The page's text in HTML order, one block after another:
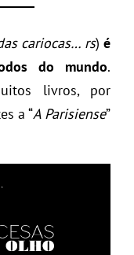
cariocas… rs)é
do mundo.
livros, por
a “A Parisiense”